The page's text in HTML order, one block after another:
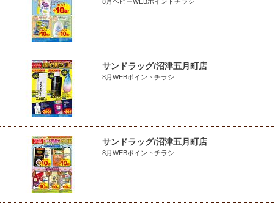
サンドラッグ/沼津五月町店
8月WEBポイントチラシ
サンドラッグ/沼津五月町店
8月WEBポイントチラシ